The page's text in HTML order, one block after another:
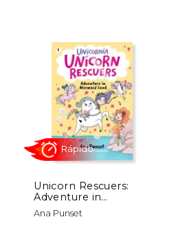
Unicorn Rescuers:
Adventure in
Mermaid Land (en
Inglés)
Ana Punset